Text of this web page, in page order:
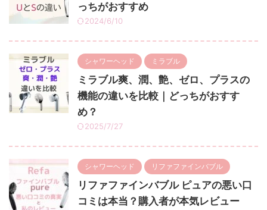
っちがおすすめ
2024/6/10
シャワーヘッド ミラブル
ミラブル爽、潤、艶、ゼロ、プラスの
機能の違いを比較｜どっちがおすす
め？
2025/7/27
シャワーヘッド リファファインバブル
リファファインバブル ピュアの悪い口
コミは本当？購入者が本気レビュー